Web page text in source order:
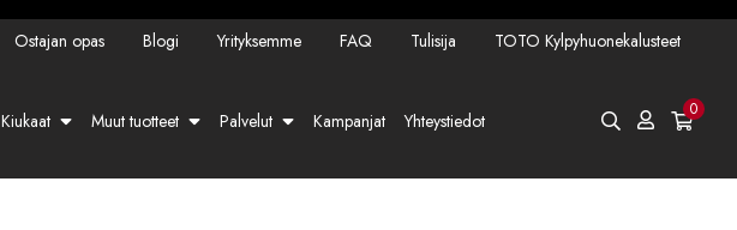
Ostajan opas Blogi Yrityksemme FAQ Tulisija TOTO Kylpyhuonekalusteet
Kiukaat Muut tuotteet Palvelut Kampanjat Yhteystiedot 0